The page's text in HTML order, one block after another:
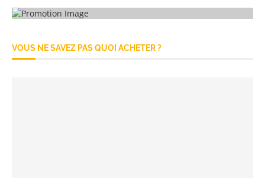
VOUS NE SAVEZ PAS QUOI ACHETER ?